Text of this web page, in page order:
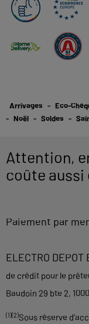
Arrivages Eco-
Noël
Soldes
Attention,
coûte aussi
Paiement par
ELECTRO DEPOT
de crédit pour le
Baudoin 29 bte 2,
(1)(2)Sous réserve